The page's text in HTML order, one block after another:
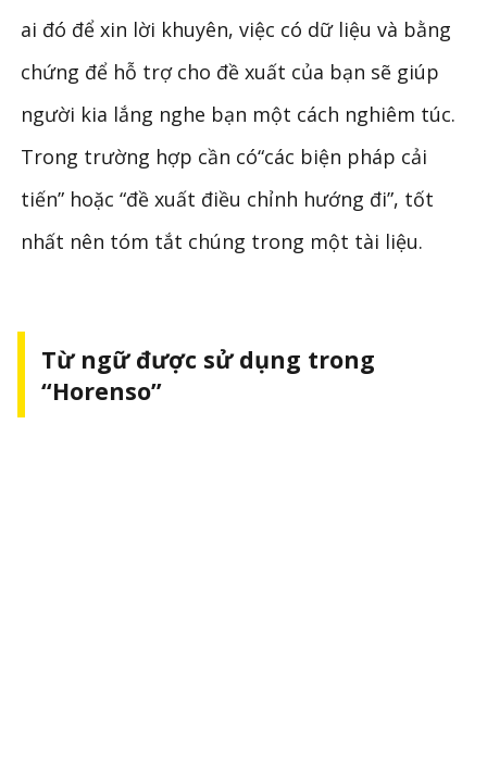
ai đó để xin lời khuyên, việc có dữ liệu và bằng
chứng để hỗ trợ cho đề xuất của bạn sẽ giúp
người kia lắng nghe bạn một cách nghiêm túc.
Trong trường hợp cần có“các biện pháp cải
tiến” hoặc “đề xuất điều chỉnh hướng đi”, tốt
nhất nên tóm tắt chúng trong một tài liệu.
Từ ngữ được sử dụng trong
“Horenso”